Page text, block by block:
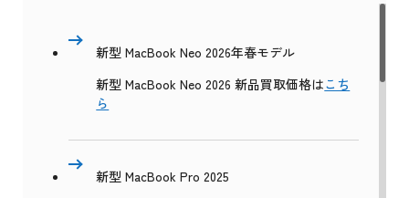
新型 MacBook Neo 2026年春モデル
新型 MacBook Neo 2026 新品買取価格はこち
ら
新型 MacBook Pro 2025